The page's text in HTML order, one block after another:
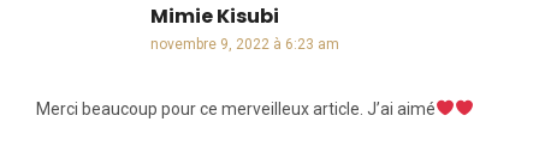
Mimie Kisubi
novembre 9, 2022 à 6:23 am
Merci beaucoup pour ce merveilleux article. J’ai aimé